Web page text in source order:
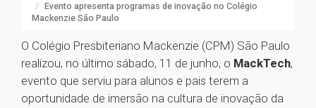
Evento apresenta programas de inovação no Colégio
Mackenzie São Paulo
O Colégio Presbiteriano Mackenzie (CPM) São Paulo
realizou, no último sábado, 11 de junho, o MackTech,
evento que serviu para alunos e pais terem a
oportunidade de imersão na cultura de inovação da